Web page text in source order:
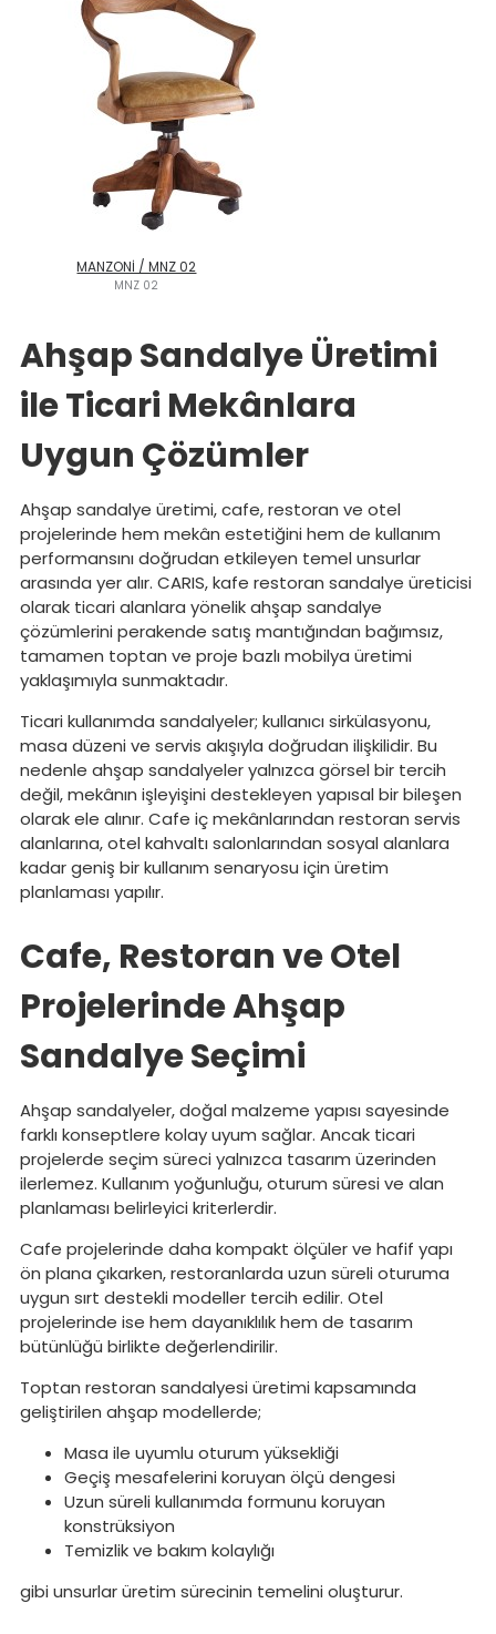
MANZONİ / MNZ 02
MNZ 02
Ahşap Sandalye Üretimi
ile Ticari Mekânlara
Uygun Çözümler
Ahşap sandalye üretimi, cafe, restoran ve otel
projelerinde hem mekân estetiğini hem de kullanım
performansını doğrudan etkileyen temel unsurlar
arasında yer alır. CARIS, kafe restoran sandalye üreticisi
olarak ticari alanlara yönelik ahşap sandalye
çözümlerini perakende satış mantığından bağımsız,
tamamen toptan ve proje bazlı mobilya üretimi
yaklaşımıyla sunmaktadır.
Ticari kullanımda sandalyeler; kullanıcı sirkülasyonu,
masa düzeni ve servis akışıyla doğrudan ilişkilidir. Bu
nedenle ahşap sandalyeler yalnızca görsel bir tercih
değil, mekânın işleyişini destekleyen yapısal bir bileşen
olarak ele alınır. Cafe iç mekânlarından restoran servis
alanlarına, otel kahvaltı salonlarından sosyal alanlara
kadar geniş bir kullanım senaryosu için üretim
planlaması yapılır.
Cafe, Restoran ve Otel
Projelerinde Ahşap
Sandalye Seçimi
Ahşap sandalyeler, doğal malzeme yapısı sayesinde
farklı konseptlere kolay uyum sağlar. Ancak ticari
projelerde seçim süreci yalnızca tasarım üzerinden
ilerlemez. Kullanım yoğunluğu, oturum süresi ve alan
planlaması belirleyici kriterlerdir.
Cafe projelerinde daha kompakt ölçüler ve hafif yapı
ön plana çıkarken, restoranlarda uzun süreli oturuma
uygun sırt destekli modeller tercih edilir. Otel
projelerinde ise hem dayanıklılık hem de tasarım
bütünlüğü birlikte değerlendirilir.
Toptan restoran sandalyesi üretimi kapsamında
geliştirilen ahşap modellerde;
Masa ile uyumlu oturum yüksekliği
Geçiş mesafelerini koruyan ölçü dengesi
Uzun süreli kullanımda formunu koruyan
konstrüksiyon
Temizlik ve bakım kolaylığı
gibi unsurlar üretim sürecinin temelini oluşturur.